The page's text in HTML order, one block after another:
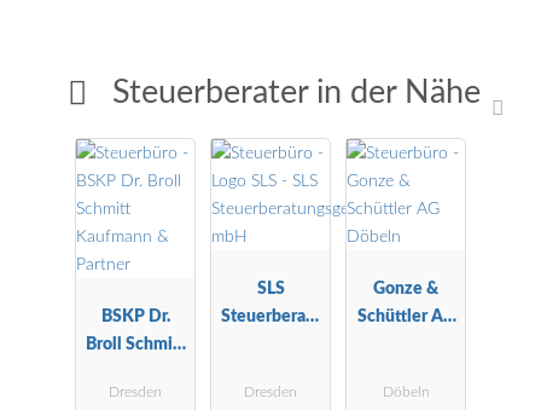
Steuerberater in der Nähe
BSKP Dr.
Broll Schmitt
Partner
Dresden
SLS
Steuerberatu
Dresden
Gonze &
Schüttler AG
Döbeln